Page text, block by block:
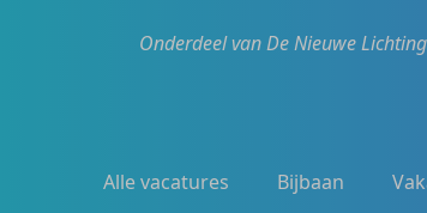
Onderdeel van De Nieuwe Lichting
Alle vacatures Bijbaan